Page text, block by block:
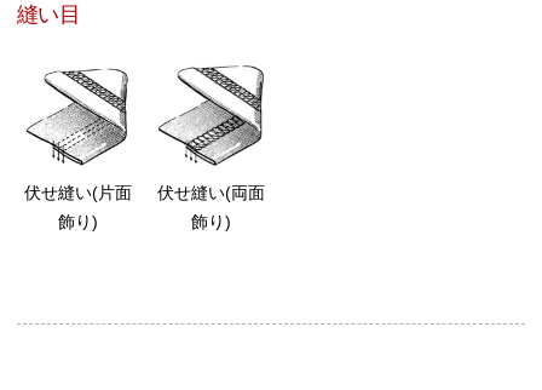
縫い目
伏せ縫い(片面
飾り)
伏せ縫い(両面
飾り)